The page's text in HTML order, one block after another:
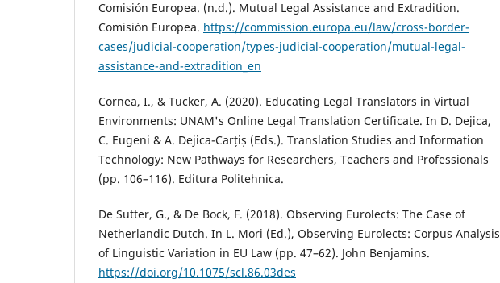
Comisión Europea. (n.d.). Mutual Legal Assistance and Extradition.
Comisión Europea. https://commission.europa.eu/law/cross-border-
cases/judicial-cooperation/types-judicial-cooperation/mutual-legal-
assistance-and-extradition_en
Cornea, I., & Tucker, A. (2020). Educating Legal Translators in Virtual
Environments: UNAM's Online Legal Translation Certificate. In D. Dejica,
C. Eugeni & A. Dejica-Carțiș (Eds.). Translation Studies and Information
Technology: New Pathways for Researchers, Teachers and Professionals
(pp. 106–116). Editura Politehnica.
De Sutter, G., & De Bock, F. (2018). Observing Eurolects: The Case of
Netherlandic Dutch. In L. Mori (Ed.), Observing Eurolects: Corpus Analysis
of Linguistic Variation in EU Law (pp. 47–62). John Benjamins.
https://doi.org/10.1075/scl.86.03des